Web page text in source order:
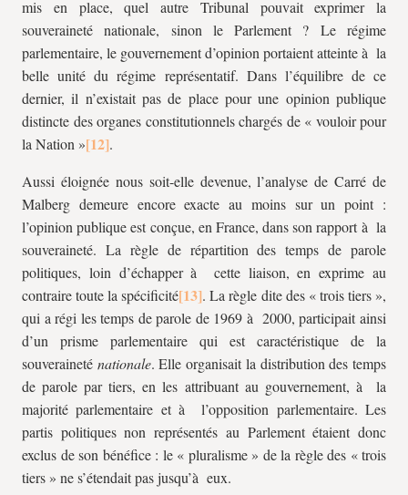
mis en place, quel autre Tribunal pouvait exprimer la
souveraineté nationale, sinon le Parlement ? Le régime
parlementaire, le gouvernement d’opinion portaient atteinte à la
belle unité du régime représentatif. Dans l’équilibre de ce
dernier, il n’existait pas de place pour une opinion publique
distincte des organes constitutionnels chargés de « vouloir pour
la Nation »
.
Aussi éloignée nous soit-elle devenue, l’analyse de Carré de
Malberg demeure encore exacte au moins sur un point :
l’opinion publique est conçue, en France, dans son rapport à la
souveraineté. La règle de répartition des temps de parole
politiques, loin d’échapper à cette liaison, en exprime au
contraire toute la spécificité
. La règle dite des « trois tiers »,
qui a régi les temps de parole de 1969 à 2000, participait ainsi
d’un prisme parlementaire qui est caractéristique de la
souveraineté nationale. Elle organisait la distribution des temps
de parole par tiers, en les attribuant au gouvernement, à la
majorité parlementaire et à l’opposition parlementaire. Les
partis politiques non représentés au Parlement étaient donc
exclus de son bénéfice : le « pluralisme » de la règle des « trois
tiers » ne s’étendait pas jusqu’à eux.